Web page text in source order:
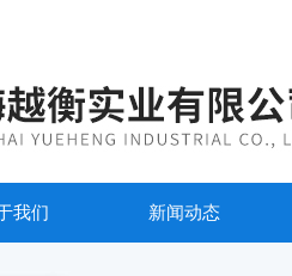
我们 新闻动态